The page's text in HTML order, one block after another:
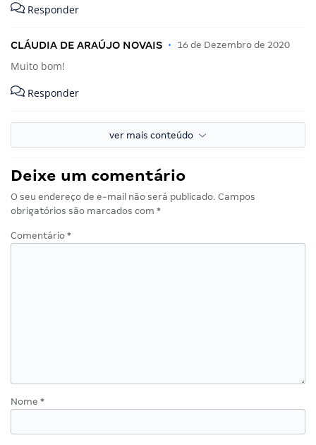
Responder
CLÁUDIA DE ARAÚJO NOVAIS • 16 de Dezembro de 2020
Muito bom!
Responder
ver mais conteúdo
Deixe um comentário
O seu endereço de e-mail não será publicado. Campos
obrigatórios são marcados com *
Comentário *
Nome *